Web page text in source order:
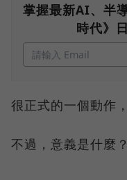
掌握最新AI、半
時代》
很正式的一個動作
不過，意義是什麼？